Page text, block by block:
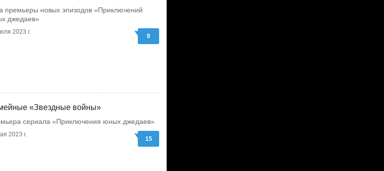
премьеры новых эпизодов «Приключений
джедаев»
2023 г.
9
«Звездные войны»
сериала «Приключения юных джедаев»
2023 г.
15